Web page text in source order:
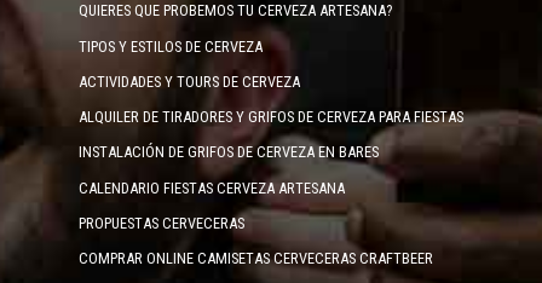
QUIERES QUE PROBEMOS TU CERVEZA ARTESANA?
TIPOS Y ESTILOS DE CERVEZA
ACTIVIDADES Y TOURS DE CERVEZA
ALQUILER DE TIRADORES Y GRIFOS DE CERVEZA PARA FIESTAS
INSTALACIÓN DE GRIFOS DE CERVEZA EN BARES
CALENDARIO FIESTAS CERVEZA ARTESANA
PROPUESTAS CERVECERAS
COMPRAR ONLINE CAMISETAS CERVECERAS CRAFTBEER